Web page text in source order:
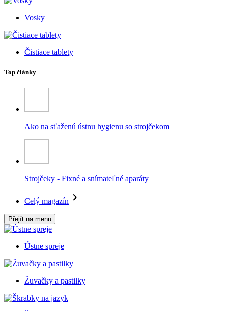
Vosky
Čistiace tablety
Top články
Ako na sťaženú ústnu hygienu so strojčekom
Strojčeky - Fixné a snímateľné aparáty
Celý magazín
Přejít na menu
Ústne spreje
Žuvačky a pastilky